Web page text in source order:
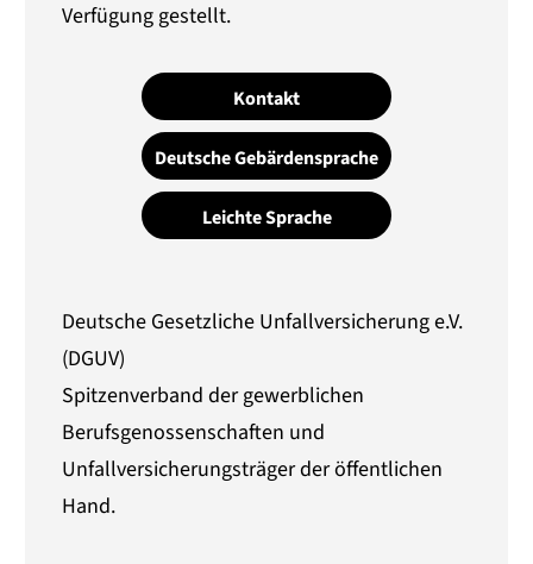
Verfügung gestellt.
Kontakt
Deutsche Gebärdensprache
Leichte Sprache
Deutsche Gesetzliche Unfallversicherung e.V.
(DGUV)
Spitzenverband der gewerblichen
Berufsgenossenschaften und
Unfallversicherungsträger der öffentlichen
Hand.